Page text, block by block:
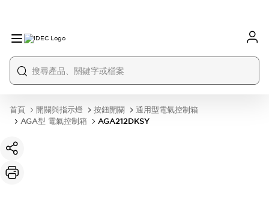
首頁 開關與指示燈 按鈕開關
通用型電氣控制箱
AGA型 電氣控制箱
AGA212DKSY